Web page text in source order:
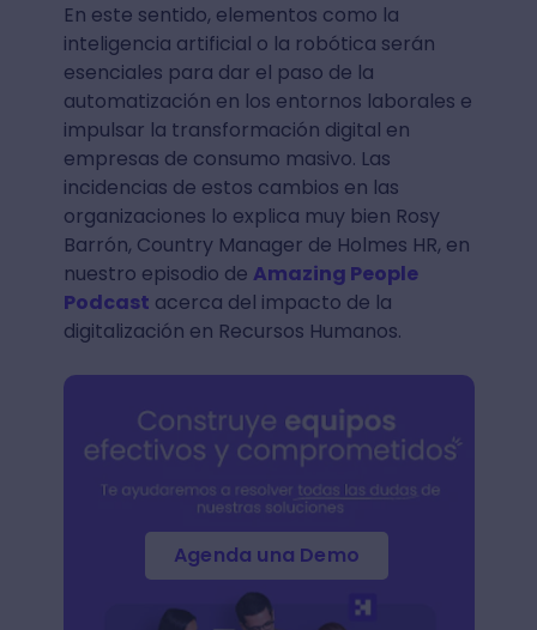
En este sentido, elementos como la
inteligencia artificial o la robótica serán
esenciales para dar el paso de la
automatización en los entornos laborales e
impulsar la transformación digital en
empresas de consumo masivo. Las
incidencias de estos cambios en las
organizaciones lo explica muy bien Rosy
Barrón, Country Manager de Holmes HR, en
nuestro episodio de Amazing People
Podcast acerca del impacto de la
digitalización en Recursos Humanos.
Agenda una Demo